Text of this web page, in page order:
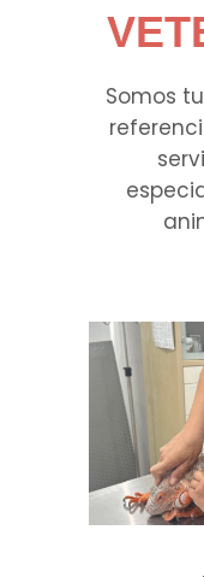
Somos